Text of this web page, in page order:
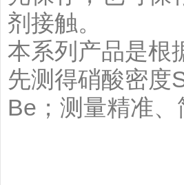
剂接触。
本系列产品是根
先测得硝酸密度
Be；测量精准